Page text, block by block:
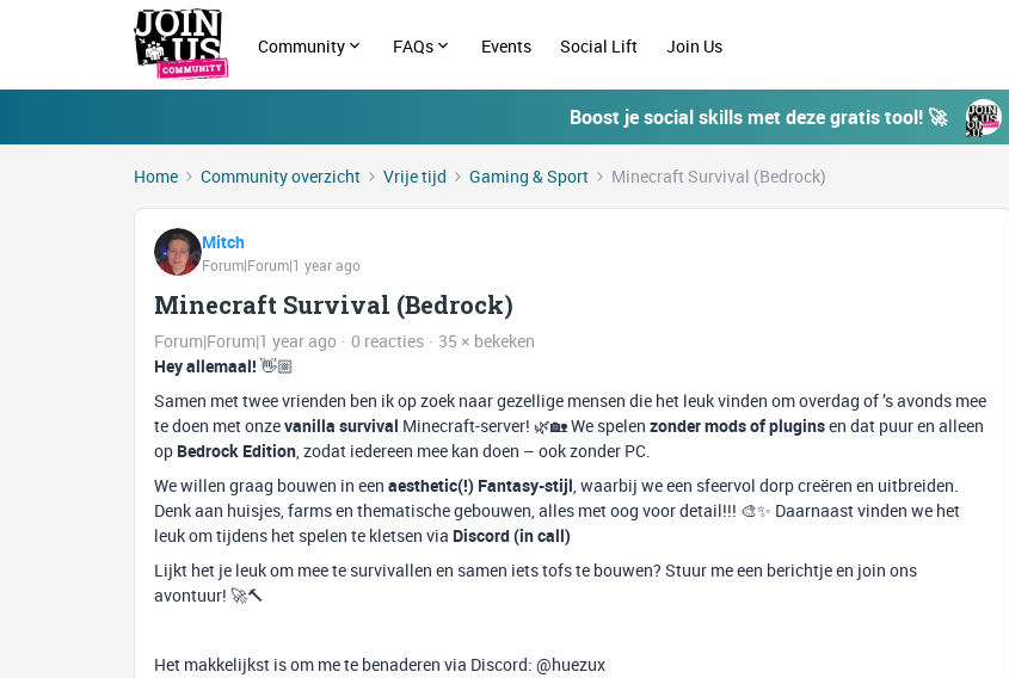
Community FAQs Events Social Lift Join Us
Boost je social skills met deze gratis tool! 🚀
Home Community overzicht Vrije tijd Gaming & Sport Minecraft Survival (Bedrock)
Mitch
Forum|Forum|1 year ago
Minecraft Survival (Bedrock)
Forum|Forum|1 year ago 0 reacties
35 × bekeken
Hey allemaal! 👋🏼
Samen met twee vrienden ben ik op zoek naar gezellige mensen die het leuk vinden om overdag of ’s avonds mee
te doen met onzevanilla survival Minecraft-server! 🌿🏡 We spelen zonder mods of pluginsen dat puur en alleen
op Bedrock Edition, zodat iedereen mee kan doen – ook zonder PC.
We willen graag bouwen in een aesthetic(!) Fantasy-stijl, waarbij we een sfeervol dorp creëren en uitbreiden.
Denk aan huisjes, farms en thematische gebouwen, alles met oog voor detail!!! 🎨✨ Daarnaast vinden we het
leuk om tijdens het spelen te kletsen via Discord (in call)
Lijkt het je leuk om mee te survivallen en samen iets tofs te bouwen? Stuur me een berichtje en join ons
avontuur! 🚀🔨
Het makkelijkst is om me te benaderen via Discord: @huezux